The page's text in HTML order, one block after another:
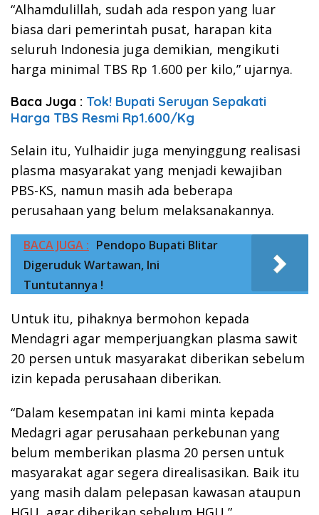
“Alhamdulillah, sudah ada respon yang luar
biasa dari pemerintah pusat, harapan kita
seluruh Indonesia juga demikian, mengikuti
harga minimal TBS Rp 1.600 per kilo,” ujarnya.
Baca Juga : Tok! Bupati Seruyan Sepakati
Harga TBS Resmi Rp1.600/Kg
Selain itu, Yulhaidir juga menyinggung realisasi
plasma masyarakat yang menjadi kewajiban
PBS-KS, namun masih ada beberapa
perusahaan yang belum melaksanakannya.
BACA JUGA : Pendopo Bupati Blitar
Digeruduk Wartawan, Ini
Tuntutannya !
Untuk itu, pihaknya bermohon kepada
Mendagri agar memperjuangkan plasma sawit
20 persen untuk masyarakat diberikan sebelum
izin kepada perusahaan diberikan.
“Dalam kesempatan ini kami minta kepada
Medagri agar perusahaan perkebunan yang
belum memberikan plasma 20 persen untuk
masyarakat agar segera direalisasikan. Baik itu
yang masih dalam pelepasan kawasan ataupun